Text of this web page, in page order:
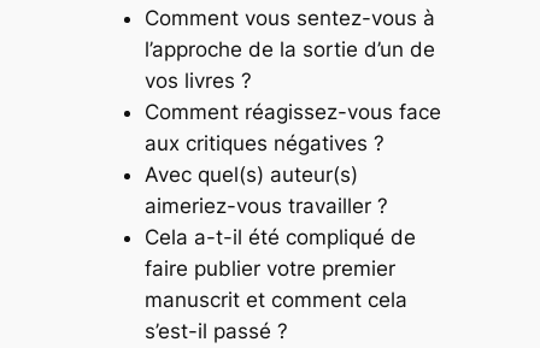
Comment vous sentez-vous à
l’approche de la sortie d’un de
vos livres ?
Comment réagissez-vous face
aux critiques négatives ?
Avec quel(s) auteur(s)
aimeriez-vous travailler ?
Cela a-t-il été compliqué de
faire publier votre premier
manuscrit et comment cela
s’est-il passé ?